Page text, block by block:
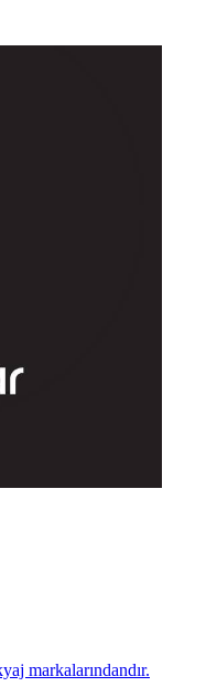
markalarındandır.